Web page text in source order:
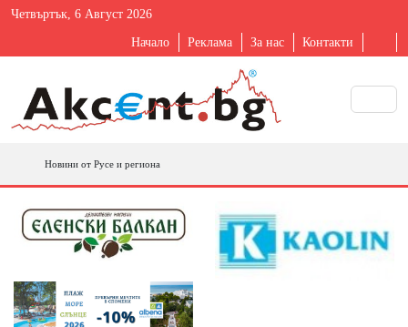
Четвъртък, 6 Август 2026
Начало Реклама За нас Контакти
Новини от Русе и региона